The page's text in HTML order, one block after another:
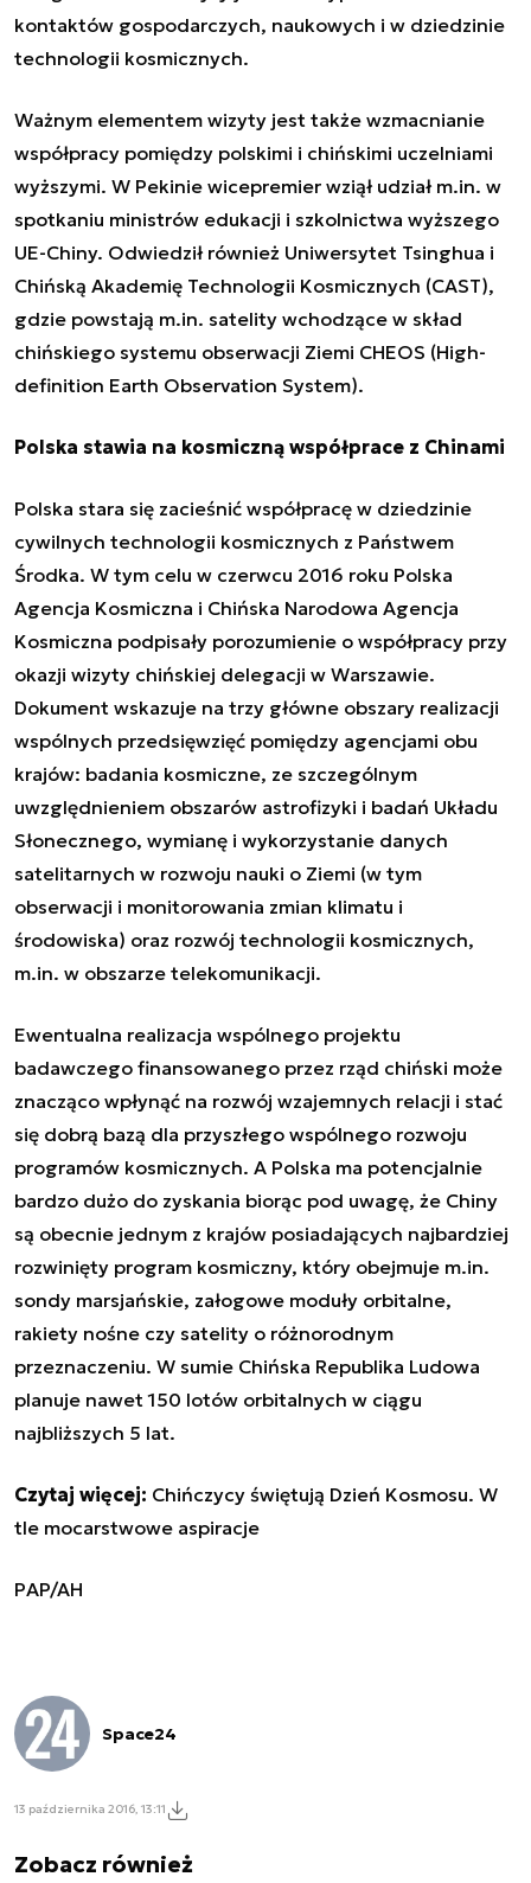
kontaktów gospodarczych, naukowych i w dziedzinie
technologii kosmicznych.
Ważnym elementem wizyty jest także wzmacnianie
współpracy pomiędzy polskimi i chińskimi uczelniami
wyższymi. W Pekinie wicepremier wziął udział m.in. w
spotkaniu ministrów edukacji i szkolnictwa wyższego
UE-Chiny. Odwiedził również Uniwersytet Tsinghua i
Chińską Akademię Technologii Kosmicznych (CAST),
gdzie powstają m.in. satelity wchodzące w skład
chińskiego systemu obserwacji Ziemi CHEOS (High-
definition Earth Observation System).
Polska stawia na kosmiczną współprace z Chinami
Polska stara się zacieśnić współpracę w dziedzinie
cywilnych technologii kosmicznych z Państwem
Środka. W tym celu w czerwcu 2016 roku Polska
Agencja Kosmiczna i Chińska Narodowa Agencja
Kosmiczna podpisały porozumienie o współpracy przy
okazji wizyty chińskiej delegacji w Warszawie.
Dokument wskazuje na trzy główne obszary realizacji
wspólnych przedsięwzięć pomiędzy agencjami obu
krajów: badania kosmiczne, ze szczególnym
uwzględnieniem obszarów astrofizyki i badań Układu
Słonecznego, wymianę i wykorzystanie danych
satelitarnych w rozwoju nauki o Ziemi (w tym
obserwacji i monitorowania zmian klimatu i
środowiska) oraz rozwój technologii kosmicznych,
m.in. w obszarze telekomunikacji.
Ewentualna realizacja wspólnego projektu
badawczego finansowanego przez rząd chiński może
znacząco wpłynąć na rozwój wzajemnych relacji i stać
się dobrą bazą dla przyszłego wspólnego rozwoju
programów kosmicznych. A Polska ma potencjalnie
bardzo dużo do zyskania biorąc pod uwagę, że Chiny
są obecnie jednym z krajów posiadających najbardziej
rozwinięty program kosmiczny, który obejmuje m.in.
sondy marsjańskie, załogowe moduły orbitalne,
rakiety nośne czy satelity o różnorodnym
przeznaczeniu. W sumie Chińska Republika Ludowa
planuje nawet 150 lotów orbitalnych w ciągu
najbliższych 5 lat.
Czytaj więcej: Chińczycy świętują Dzień Kosmosu. W
tle mocarstwowe aspiracje
PAP/AH
Space24
13 października 2016, 13:11
Zobacz również